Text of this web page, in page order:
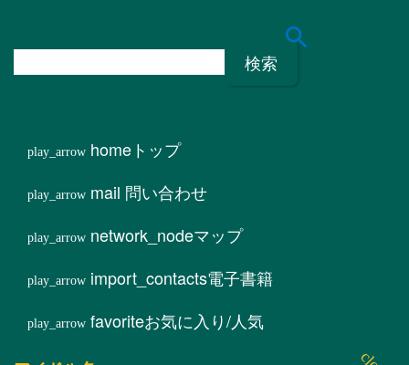
home トップ
mail 問い合わせ
network_nodeマップ
import_contacts電子書籍
favoriteお気に入り/人気